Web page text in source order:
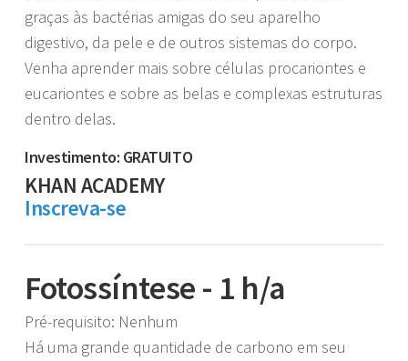
graças às bactérias amigas do seu aparelho
digestivo, da pele e de outros sistemas do corpo.
Venha aprender mais sobre células procariontes e
eucariontes e sobre as belas e complexas estruturas
dentro delas.
Investimento: GRATUITO
KHAN ACADEMY
Inscreva-se
Fotossíntese - 1 h/a
Pré-requisito: Nenhum
Há uma grande quantidade de carbono em seu